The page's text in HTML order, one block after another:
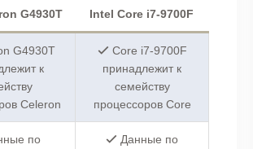
G4930T Intel Core i7-9700F
G4930T
к
Celeron
Core i7-9700F
принадлежит к
семейству
процессоров Core
по
Данные по